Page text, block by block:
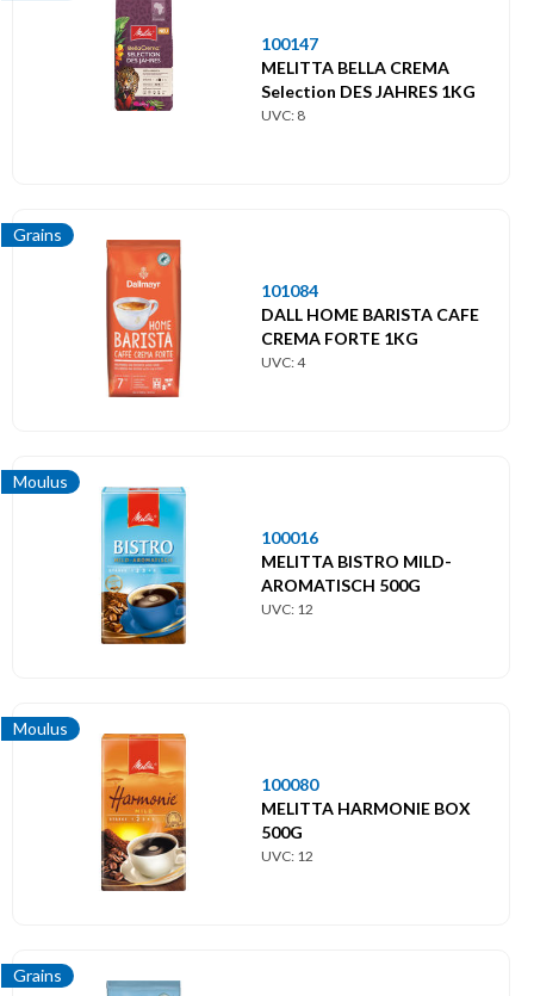
100147
MELITTA BELLA CREMA
Selection DES JAHRES 1KG
UVC: 8
Grains
101084
DALL HOME BARISTA CAFE
CREMA FORTE 1KG
UVC: 4
Moulus
100016
MELITTA BISTRO MILD-
AROMATISCH 500G
UVC: 12
Moulus
100080
MELITTA HARMONIE BOX
500G
UVC: 12
Grains